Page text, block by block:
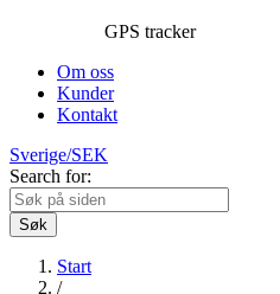
GPS tracker
Om oss
Kunder
Kontakt
Sverige/SEK
Search for:
Søk
Start
/